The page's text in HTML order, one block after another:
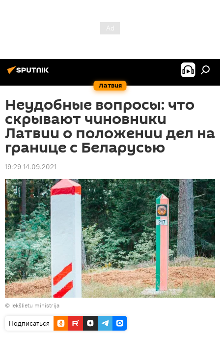
Латвия
Неудобные вопросы: что
скрывают чиновники
Латвии о положении дел на
границе с Беларусью
19:29 14.09.2021
© Iekšlietu ministrija
Подписаться